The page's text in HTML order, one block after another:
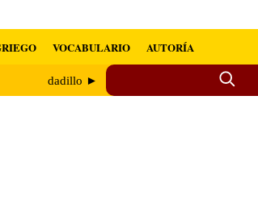
VOCABULARIO AUTORÍA
dadillo ►